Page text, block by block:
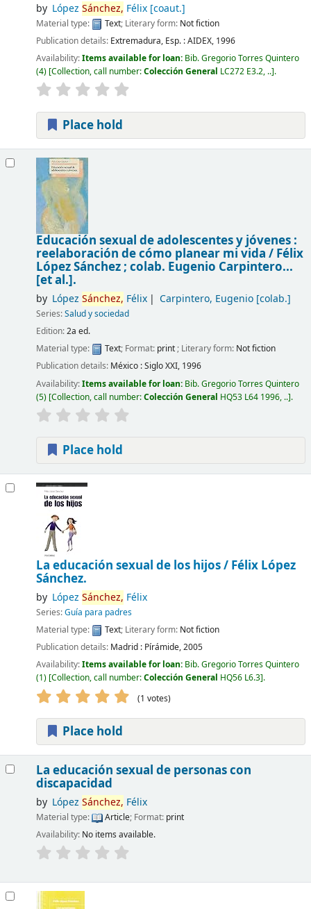
by López Sánchez, Félix[coaut.]
Material type: Text; Literary form: Not fiction
Publication details: Extremadura, Esp. :AIDEX, 1996
Availability:Items available for loan: Bib. Gregorio Torres Quintero
(4) Collection, call number:Colección General LC272 E3.2, .. .
Place hold
Educación sexual de adolescentes y jóvenes :
reelaboración de cómo planear mi vida / Félix
López Sánchez ; colab. Eugenio Carpintero...
[et al.].
by López Sánchez, Félix Carpintero, Eugenio[colab.]
Series:Salud y sociedad
Edition:2a ed.
Material type:
Text; Format: print; Literary form: Not fiction
Publication details: México :Siglo XXI, 1996
Availability:Items available for loan: Bib. Gregorio Torres Quintero
(5) Collection, call number:Colección General HQ53 L64 1996, .. .
Place hold
La educación sexual de los hijos / Félix López
Sánchez.
by López Sánchez, Félix
Series:Guía para padres
Material type:
Text; Literary form: Not fiction
Publication details: Madrid : Pírámide,2005
Availability:Items available for loan: Bib. Gregorio Torres Quintero
(1) Collection, call number:Colección General HQ56 L6.3 .
(1 votes)
Place hold
La educación sexual de personas con
discapacidad
by López Sánchez, Félix
Material type: Article; Format: print
Availability: No items available.